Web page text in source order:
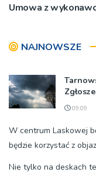
Umowa z
NAJNOWSZE
09:09
W centrum Laskowej
będzie korzystać z
Nie tylko na deskach